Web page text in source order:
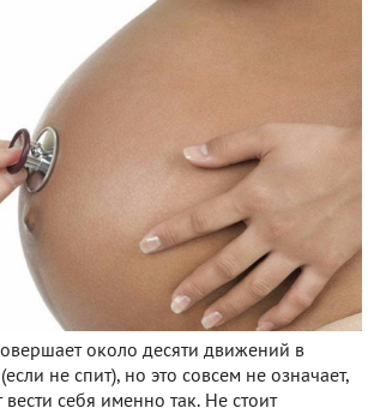
около десяти движений в
не спит), но это совсем не означает,
вести себя именно так. Не стоит